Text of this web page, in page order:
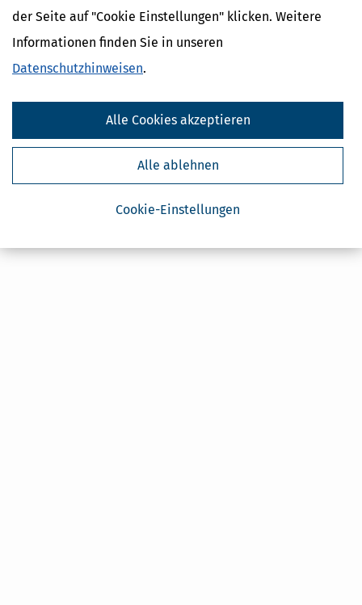
der Seite auf "Cookie Einstellungen" klicken. Weitere
Informationen finden Sie in unseren
Datenschutzhinweisen.
Cookie-Einstellungen
Alle ablehnen
Alle Cookies akzeptieren
Absenden
Steuertipps
Geldtipps
Datenschutzhinweisehabe ich gelesen.
Meine Einwilligung kann ich jederzeit durch
Abbestellung des Newsletters widerrufen.